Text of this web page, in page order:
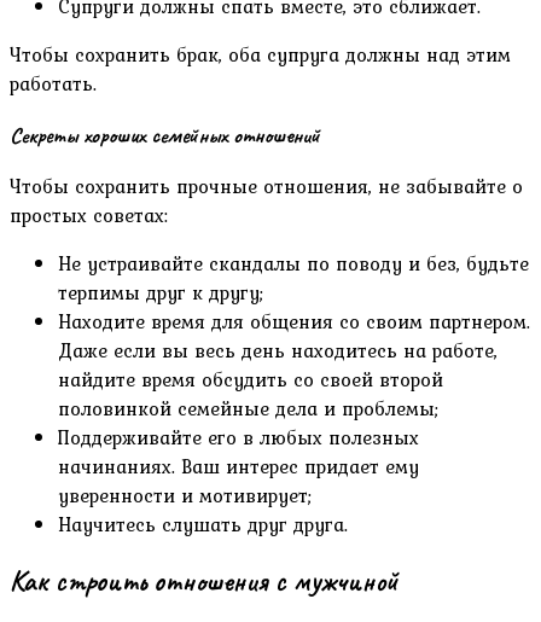
Супруги должны спать вместе, это сближает.
Чтобы сохранить брак, оба супруга должны над этим
работать.
Секреты хороших семейных отношений
Чтобы сохранить прочные отношения, не забывайте о
простых советах:
Не устраивайте скандалы по поводу и без, будьте
терпимы друг к другу;
Находите время для общения со своим партнером.
Даже если вы весь день находитесь на работе,
найдите время обсудить со своей второй
половинкой семейные дела и проблемы;
Поддерживайте его в любых полезных
начинаниях. Ваш интерес придает ему
уверенности и мотивирует;
Научитесь слушать друг друга.
Как строить отношения с мужчиной